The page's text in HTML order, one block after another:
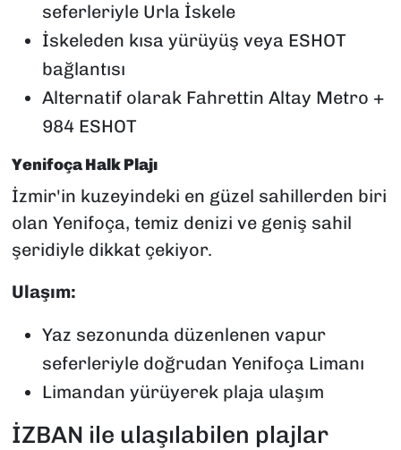
seferleriyle Urla İskele
İskeleden kısa yürüyüş veya ESHOT
bağlantısı
Alternatif olarak Fahrettin Altay Metro +
984 ESHOT
Yenifoça Halk Plajı
İzmir'in kuzeyindeki en güzel sahillerden biri
olan Yenifoça, temiz denizi ve geniş sahil
şeridiyle dikkat çekiyor.
Ulaşım:
Yaz sezonunda düzenlenen vapur
seferleriyle doğrudan Yenifoça Limanı
Limandan yürüyerek plaja ulaşım
İZBAN ile ulaşılabilen plajlar